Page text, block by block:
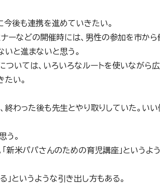
後も連携を進めていきたい。
ーなどの開催時には、男性の参加を市から
と進まないと思う。
いては、いろいろなルートを使いながら
い。
終わった後も先生とやり取りしていた。い
う。
新米パパさんのための育児講座」というよ
」というような引き出し方もある。